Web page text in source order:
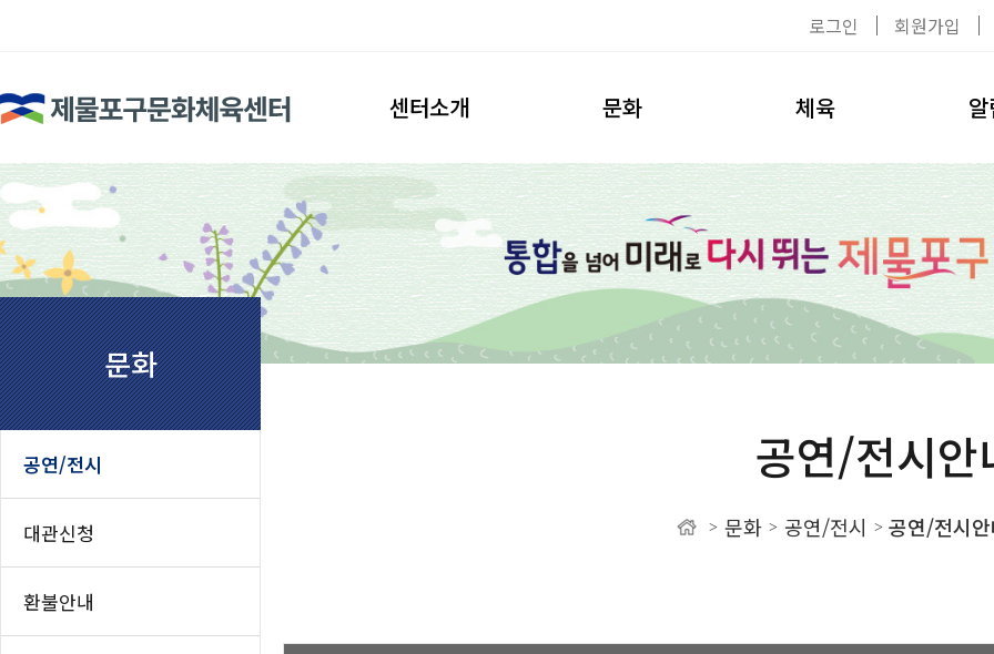
로그인 회원가입
센터소개
인사말
시설안내
조직도
찾아오시는길
문화
공연/전시
대관신청
환불안내
체육
이용수칙
탈의실
헬스장
수영장
강사소개
수강신청
공지사
자료실
채용공
문화
공연/전시
대관신청
환불안내
공연/전시안
> 문화 > 공연/전시 > 공연/전시